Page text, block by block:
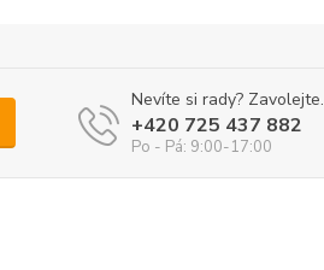
Nevíte si rady? Zavolejte.
+420 725 437 882
Po - Pá: 9:00-17:00